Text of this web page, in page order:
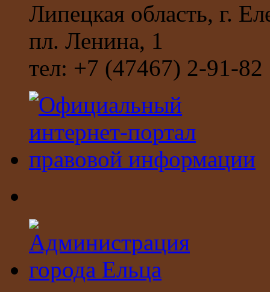
Липецкая область, г.
пл. Ленина, 1
тел: +7 (47467) 2-91-82